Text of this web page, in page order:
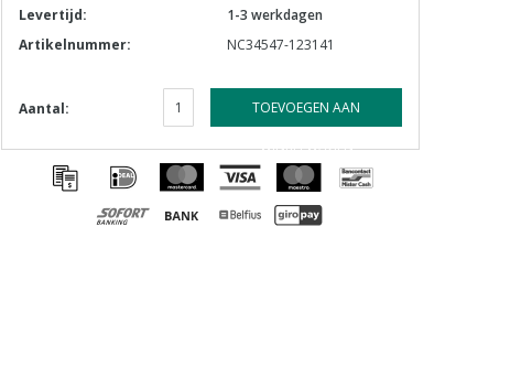
Levertijd:
1-3 werkdagen
Artikelnummer:
NC34547-123141
Aantal: TOEVOEGEN AAN
WINKELWAGEN